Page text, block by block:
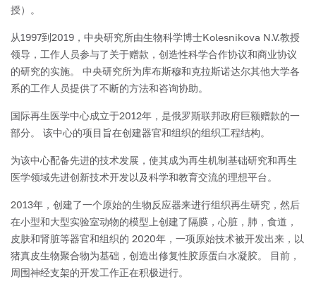
授）。
从1997到2019，中央研究所由生物科学博士Kolesnikova N.V.教授
领导，工作人员参与了关于赠款，创造性科学合作协议和商业协议
的研究的实施。 中央研究所为库布斯穆和克拉斯诺达尔其他大学各
系的工作人员提供了不断的方法和咨询协助。
国际再生医学中心成立于2012年，是俄罗斯联邦政府巨额赠款的一
部分。 该中心的项目旨在创建器官和组织的组织工程结构。
为该中心配备先进的技术发展，使其成为再生机制基础研究和再生
医学领域先进创新技术开发以及科学和教育交流的理想平台。
2013年，创建了一个原始的生物反应器来进行组织再生研究，然后
在小型和大型实验室动物的模型上创建了隔膜，心脏，肺，食道，
皮肤和肾脏等器官和组织的 2020年，一项原始技术被开发出来，以
猪真皮生物聚合物为基础，创造出修复性胶原蛋白水凝胶。 目前，
周围神经支架的开发工作正在积极进行。